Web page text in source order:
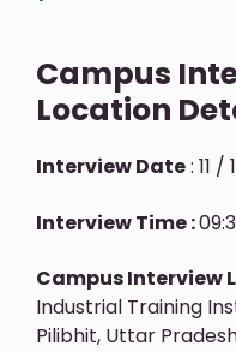
Campus
Location
Interview Date: 11 /
Interview Time :
Campus Interview
Industrial Training
Pilibhit, Uttar